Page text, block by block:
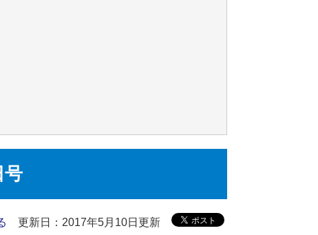
号
更新日：2017年5月10日更新